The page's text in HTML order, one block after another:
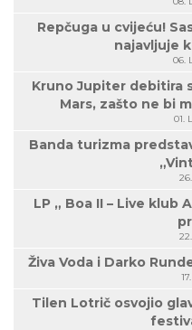
Repčuga u cvijeću!
najavljuje
06.
Kruno Jupiter debitira
Mars, zašto ne bi
01.
Banda turizma
LP „ Boa II – Live klub
Živa Voda i Darko
Tilen Lotrič osvojio